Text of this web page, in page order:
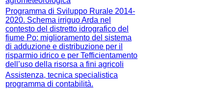
Programma di Sviluppo Rurale 2014-
2020. Schema irriguo Arda nel
contesto del distretto idrografico del
fiume Po: miglioramento del sistema
di adduzione e distribuzione per il
risparmio idrico e per Tefficientamento
dell’uso della risorsa a fini agricoli
Assistenza, tecnica specialistica
programma di contabilità.